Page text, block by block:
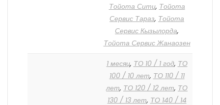
Тойота Сити, Тойота
Сервис Тараз, Тойота
Сервис Кызылорда,
Тойота Сервис Жанаозен
1 месяц, ТО 10 / 1 год, ТО
100 / 10 лет, ТО 110 / 11
лет, ТО 120 / 12 лет, ТО
130 / 13 лет, ТО 140 / 14